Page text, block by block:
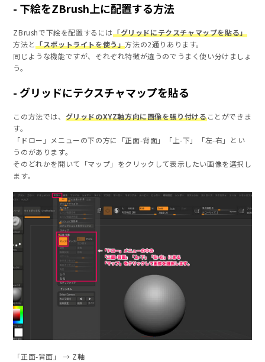
下絵をZBrush上に配置する方法
ZBrushで下絵を配置するには「グリッドにテクスチャマップを貼る」
方法と「スポットライトを使う」方法の2通りあります。
同じような機能ですが、それぞれ特徴が違うのでうまく使い分けましょ
う。
グリッドにテクスチャマップを貼る
この方法では、 グリッドのXYZ軸方向に画像を張り付けることができま
す。
「ドロー」メニューの下の方に「正面-背面」「上-下」「左-右」とい
うのがあります。
そのどれかを開いて「マップ」をクリックして表示したい画像を選択し
ます。
「正面-背面」 → Z軸